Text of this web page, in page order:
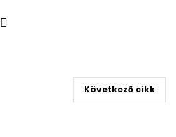
Következő cikk